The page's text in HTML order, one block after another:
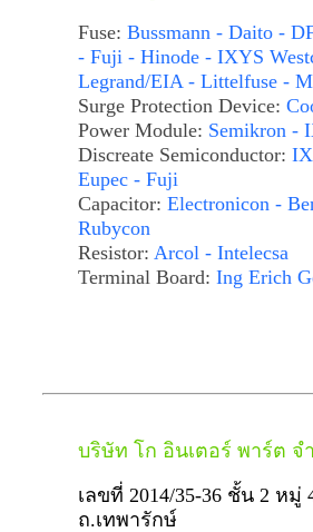
Fuse: Bussmann - Daito -
- Fuji - Hinode - IXYS
Legrand/EIA - Littelfuse -
Surge Protection Device:
Power Module: Semikron -
Discreate Semiconductor:
Eupec - Fuji
Capacitor: Electronicon -
Rubycon
Resistor: Arcol - Intelecsa
Terminal Board: Ing Erich
บริษัท โก อินเตอร์ พาร์ต จ
เลขที่ 2014/35-36 ชั้น 2 หมู่
ถ.เทพารักษ์